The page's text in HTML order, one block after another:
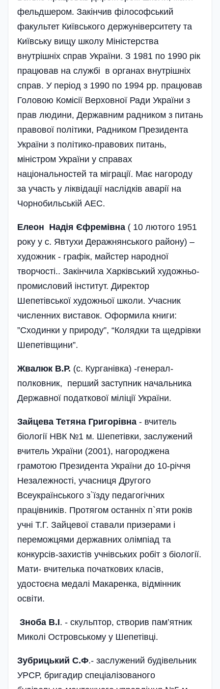
фельдшером. Закінчив філософський
факультет Київського держуніверситету та
Київську вищу школу Міністерства
внутрішніх справ України. З 1981 по 1990 рік
працював на службі в органах внутрішніх
справ. У період з 1990 по 1994 рр. працював
Головою Комісії Верховної Ради України з
прав людини, Державним радником з питань
правової політики, Радником Президента
України з політико-правових питань,
міністром України у справах
національностей та міграції. Має нагороду
за участь у ліквідації наслідків аварії на
Чорнобильській АЕС.
Елеон Надія Єфремівна ( 10 лютого 1951
року у с. Явтухи Деражнянського району) –
художник - графік, майстер народної
творчості.. Закінчила Харківський художньо-
промисловий інститут. Директор
Шепетівської художньої школи. Учасник
численних виставок. Оформила книги:
”Сходинки у природу”, “Колядки та щедрівки
Шепетівщини”.
Жвалюк В.Р. (с. Курганівка) -генерал-
полковник, перший заступник начальника
Державної податкової міліції України.
Зайцева Тетяна Григорівна - вчитель
біології НВК №1 м. Шепетівки, заслужений
вчитель України (2001), нагороджена
грамотою Президента України до 10-річчя
Незалежності, учасниця Другого
Всеукраїнського з`їзду педагогічних
працівників. Протягом останніх п`яти років
учні Т.Г. Зайцевої ставали призерами і
переможцями державних олімпіад та
конкурсів-захистів учнівських робіт з біології.
Мати- вчителька початкових класів,
удостоєна медалі Макаренка, відмінник
освіти.
Зноба В.І. - скульптор, створив пам’ятник
Миколі Островському у Шепетівці.
Зубрицький С.Ф.- заслужений будівельник
УРСР, бригадир спеціалізованого